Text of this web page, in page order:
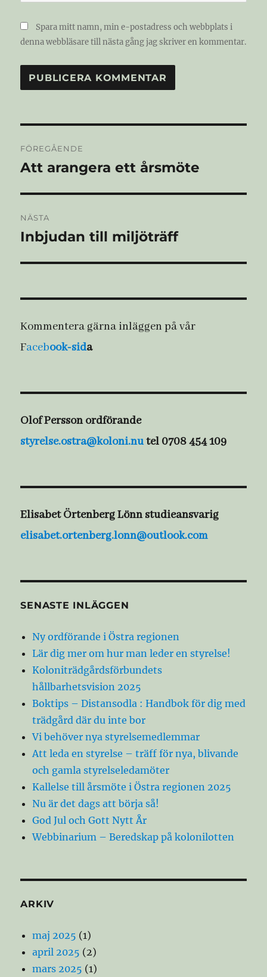
Spara mitt namn, min e-postadress och webbplats i
denna webbläsare till nästa gång jag skriver en kommentar.
FÖREGÅENDE
Föregående
Att arangera ett årsmöte
NÄSTA
Nästa
Inbjudan till miljöträff
Kommentera gärna inläggen på vår
Facebook-sida
Olof Persson ordförande
styrelse.ostra@koloni.nutel 0708 454 109
Elisabet Örtenberg Lönn studieansvarig
elisabet.ortenberg.lonn@outlook.com
SENASTE INLÄGGEN
Ny ordförande i Östra regionen
Lär dig mer om hur man leder en styrelse!
Koloniträdgårdsförbundets
hållbarhetsvision 2025
Boktips – Distansodla : Handbok för dig med
trädgård där du inte bor
Vi behöver nya styrelsemedlemmar
Att leda en styrelse – träff för nya, blivande
och gamla styrelseledamöter
Kallelse till årsmöte i Östra regionen 2025
Nu är det dags att börja så!
God Jul och Gott Nytt År
Webbinarium – Beredskap på kolonilotten
ARKIV
maj 2025 (1)
april 2025 (2)
mars 2025 (1)